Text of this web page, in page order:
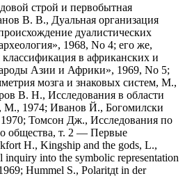
строй и первобытная
В. В., Дуальная организация
дуалистических
1968, No 4; его же,
в африканских и
Азии и Африки», 1969, No 5;
мозга и знаковых систем, М.,
В. Н., Исследования в области
М., 1974; Иванов Й., Богомилски
Томсон Дж., Исследования по
общества, т. 2 — Первые
H., Kingship and the gods, L.,
inquiry into the symbolic representation
Hummel S., Polaritдt in der